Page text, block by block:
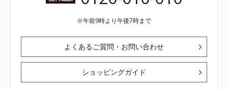
午前9時より午後7時まで
よくあるご質問・お問い合わせ
ショッピングガイド